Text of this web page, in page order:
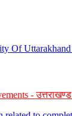
Of
-